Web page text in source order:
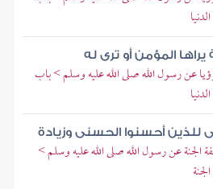
يراها المؤمن أو ترى له
عن رسول الله صلى الله عليه وسلم > باب
للذين أحسنوا الحسنى وزيادة
عن رسول الله صلى الله عليه وسلم >